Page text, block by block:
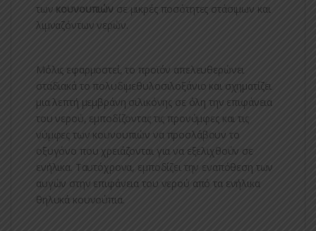
των κουνουπιών σε μικρές ποσότητες στάσιμων και
λιμναζόντων νερών.
Μόλις εφαρμοστεί, το προϊόν απελευθερώνει
σταδιακά το πολυδιμεθυλοσιλοξάνιο και σχηματίζει
μια λεπτή μεμβράνη σιλικόνης σε όλη την επιφάνεια
του νερού, εμποδίζοντας τις προνύμφες και τις
νύμφες των κουνουπιών να προσλάβουν το
οξυγόνο που χρειάζονται για να εξελιχθούν σε
ενήλικα. Ταυτόχρονα, εμποδίζει την εναπόθεση των
αυγών στην επιφάνεια του νερού από τα ενήλικα
θηλυκά κουνούπια.